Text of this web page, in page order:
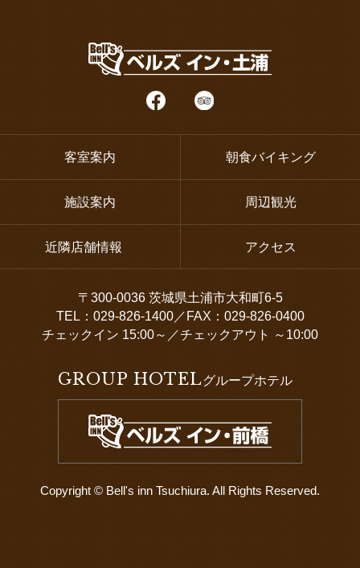
客室案内 朝食バイキング
施設案内 周辺観光
近隣店舗情報 アクセス
〒300-0036 茨城県土浦市大和町6-5
TEL：029-826-1400／FAX：029-826-0400
チェックイン 15:00～／チェックアウト ～10:00
GROUP HOTELグループホテル
Copyright © Bell's inn Tsuchiura. All Rights Reserved.